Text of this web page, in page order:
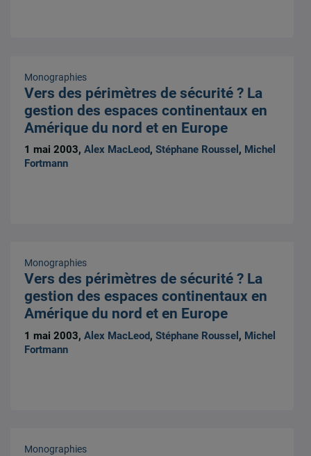
Monographies
Vers des périmètres de sécurité ? La
gestion des espaces continentaux en
Amérique du nord et en Europe
1 mai 2003,Alex MacLeod,Stéphane Roussel , Michel
Fortmann
Monographies
Vers des périmètres de sécurité ? La
gestion des espaces continentaux en
Amérique du nord et en Europe
1 mai 2003,Alex MacLeod,Stéphane Roussel , Michel
Fortmann
Monographies